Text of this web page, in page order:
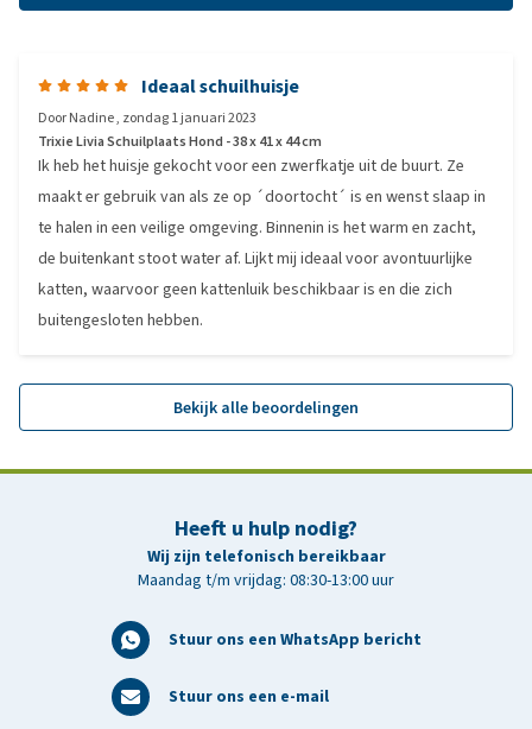
Ideaal schuilhuisje
DoorNadine, zondag 1 januari 2023
Trixie Livia Schuilplaats Hond - 38 x 41 x 44 cm
Ik heb het huisje gekocht voor een zwerfkatje uit de buurt. Ze
maakt er gebruik van als ze op ´doortocht´ is en wenst slaap in
te halen in een veilige omgeving. Binnenin is het warm en zacht,
de buitenkant stoot water af. Lijkt mij ideaal voor avontuurlijke
katten, waarvoor geen kattenluik beschikbaar is en die zich
buitengesloten hebben.
Bekijk alle beoordelingen
Heeft u hulp nodig?
Wij zijn telefonisch bereikbaar
Maandag t/m vrijdag: 08:30-13:00 uur
Stuur ons een WhatsApp bericht
Stuur ons een e-mail